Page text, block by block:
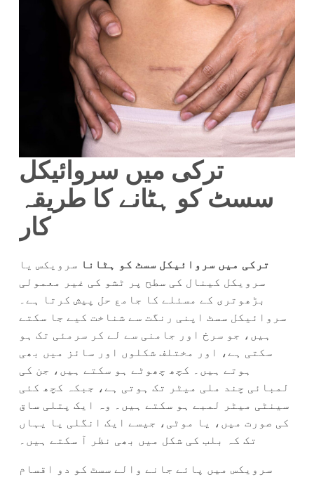
ترکی میں سروائیکل
سسٹ کو ہٹانے کا طریقہ
کار
ترکی میں سروائیکل سسٹ کو ہٹانا سرویکس یا
سرویکل کینال کی سطح پر ٹشو کی غیر معمولی
بڑھوتری کے مسئلے کا جامع حل پیش کرتا ہے۔
سروائیکل سسٹ اپنی رنگت سے شناخت کیے جا سکتے
ہیں، جو سرخ اور جامنی سے لے کر سرمئی تک ہو
سکتی ہے، اور مختلف شکلوں اور سائز میں بھی
ہوتے ہیں۔ کچھ چھوٹے ہو سکتے ہیں، جن کی
لمبائی چند ملی میٹر تک ہوتی ہے، جبکہ کچھ کئی
سینٹی میٹر لمبے ہو سکتے ہیں۔ وہ ایک پتلی ساق
کی صورت میں، یا موٹی، جیسے ایک انگلی یا یہاں
تک کہ بلب کی شکل میں بھی نظر آ سکتے ہیں۔
سرویکس میں پائے جانے والے سسٹ کو دو اقسام